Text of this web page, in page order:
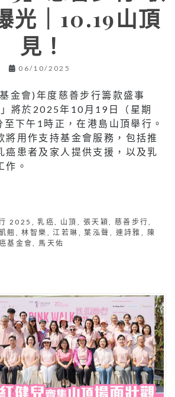
光｜10.19山頂
見！
06/10/2025
金會)年度慈善步行籌款盛事
將於2025年10月19日（星期
下午1時正，在港島山頂舉行。
將用作支持基金會服務，包括推
癌患者及家人提供支援，以及乳
作。
2025 ,乳癌, 山頂 , 張天穎, 慈善步行,
翹 ,林智樂 ,江若琳 ,葉泓聲 , 連詩雅 , 陳
基金會, 馬天佑